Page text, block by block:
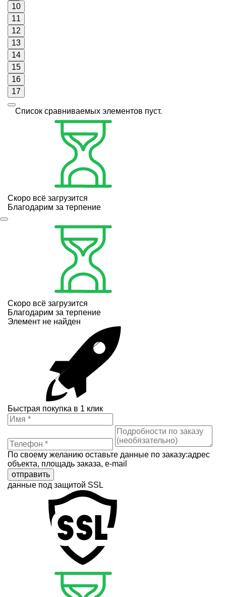
10
11
12
13
14
15
16
17
Список сравниваемых элементов пуст.
Скоро всё загрузится
Благодарим за терпение
Скоро всё загрузится
Благодарим за терпение
Элемент не найден
Быстрая покупка в 1 клик
По своему желанию оставьте данные по заказу:адрес
объекта, площадь заказа, e-mail
отправить
данные под защитой SSL